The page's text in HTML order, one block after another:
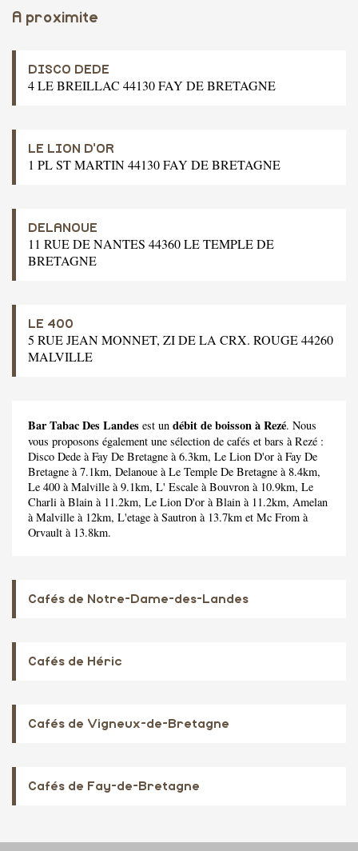
A proximite
DISCO DEDE
4 LE BREILLAC 44130 FAY DE BRETAGNE
LE LION D'OR
1 PL ST MARTIN 44130 FAY DE BRETAGNE
DELANOUE
11 RUE DE NANTES 44360 LE TEMPLE DE
BRETAGNE
LE 400
5 RUE JEAN MONNET, ZI DE LA CRX. ROUGE 44260
MALVILLE
Bar Tabac Des Landes est un débit de boisson à Rezé. Nous
vous proposons également une sélection de cafés et bars à Rezé :
Disco Dede à Fay De Bretagne à 6.3km, Le Lion D'or à Fay De
Bretagne à 7.1km, Delanoue à Le Temple De Bretagne à 8.4km,
Le 400 à Malville à 9.1km, L' Escale à Bouvron à 10.9km, Le
Charli à Blain à 11.2km, Le Lion D'or à Blain à 11.2km, Amelan
à Malville à 12km, L'etage à Sautron à 13.7km et Mc From à
Orvault à 13.8km.
Cafés de Notre-Dame-des-Landes
Cafés de Héric
Cafés de Vigneux-de-Bretagne
Cafés de Fay-de-Bretagne